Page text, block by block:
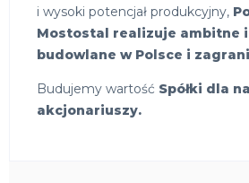
i wysoki potencjał produkcyjny,
Mostostal realizuje ambitne
budowlane w Polsce i
Budujemy wartość Spółki dla
akcjonariuszy.